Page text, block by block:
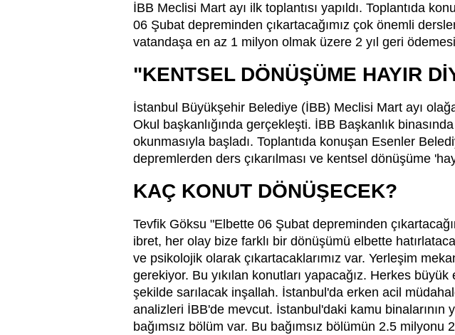
İBB Meclisi Mart ayı ilk toplantısı yapıldı. Toplantıda
06 Şubat depreminden çıkartacağımız çok önemli
vatandaşa en az 1 milyon olmak üzere 2 yıl geri
"KENTSEL DÖNÜŞÜME HAYIR
İstanbul Büyükşehir Belediye (İBB) Meclisi Mart ayı
Okul başkanlığında gerçekleşti. İBB Başkanlık
okunmasıyla başladı. Toplantıda konuşan Esenler
depremlerden ders çıkarılması ve kentsel dönüşüme
KAÇ KONUT DÖNÜŞECEK?
Tevfik Göksu "Elbette 06 Şubat depreminden
ibret, her olay bize farklı bir dönüşümü elbette
ve psikolojik olarak çıkartacaklarımız var. Yerleşim
gerekiyor. Bu yıkılan konutları yapacağız. Herkes
şekilde sarılacak inşallah. İstanbul'da erken acil
analizleri İBB'de mevcut. İstanbul'daki kamu
bağımsız bölüm var. Bu bağımsız bölümün 2.5 milyonu